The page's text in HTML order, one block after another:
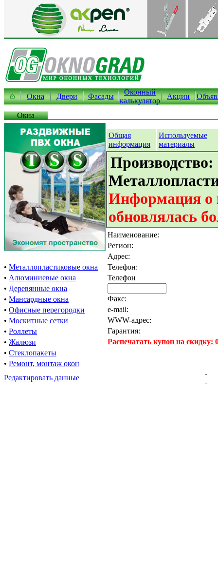
Окна Двери Фасады
Оконный
калькулятор
Акции
Окна
• Металлопластиковые окна
• Алюминиевые окна
• Деревянные окна
• Мансардные окна
• Офисные перегородки
• Москитные сетки
• Роллеты
• Жалюзи
• Стеклопакеты
• Ремонт, монтаж окон
Общая
информация
Используемые
материалы
Производство:
Информация о
обновлялась
Наименование:
Регион:
Адрес:
Телефон:
Телефон
Факс:
e-mail:
WWW-адрес:
Гарантия:
Распечатать купон на скидку:
Редактировать данные
-
-